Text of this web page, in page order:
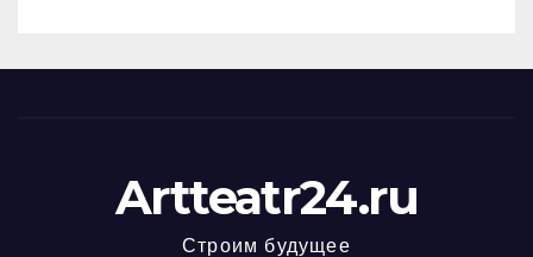
Artteatr24.ru
Строим будущее